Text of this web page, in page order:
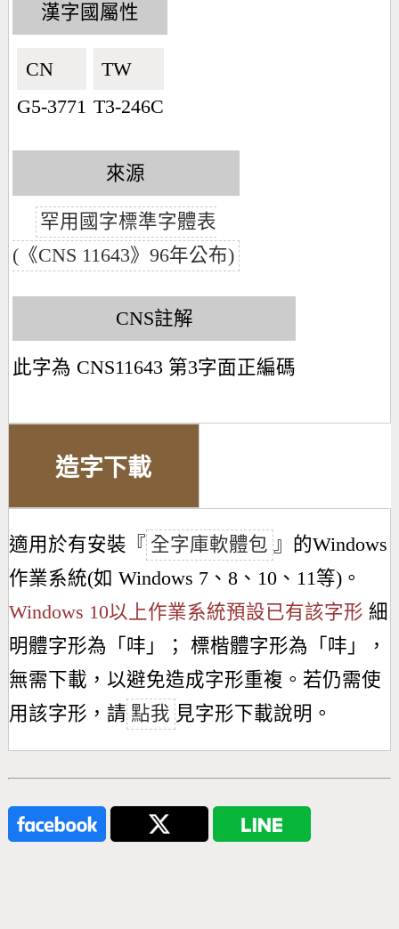
漢字國屬性
CN🇨🇳
G5-3771
TW🇹🇼
T3-246C
來源
罕用國字標準字體表
(《CNS 11643》96年公布)
CNS註解
此字為 CNS11643 第3字面正編碼
造字下載
適用於有安裝『 全字庫軟體包 』的Windows
作業系統(如 Windows 7、8、10、11等)。
Windows 10以上作業系統預設已有該字形 細
明體字形為「 㕩 」； 標楷體字形為「 㕩 」，
無需下載，以避免造成字形重複。若仍需使
用該字形，請 點我 見字形下載說明。